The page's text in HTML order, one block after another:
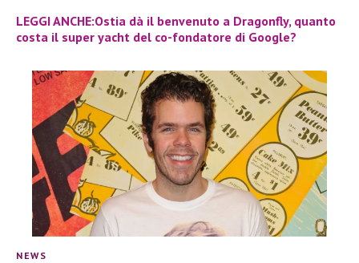
LEGGI ANCHE:Ostia dà il benvenuto a Dragonfly, quanto
costa il super yacht del co-fondatore di Google?
NEWS